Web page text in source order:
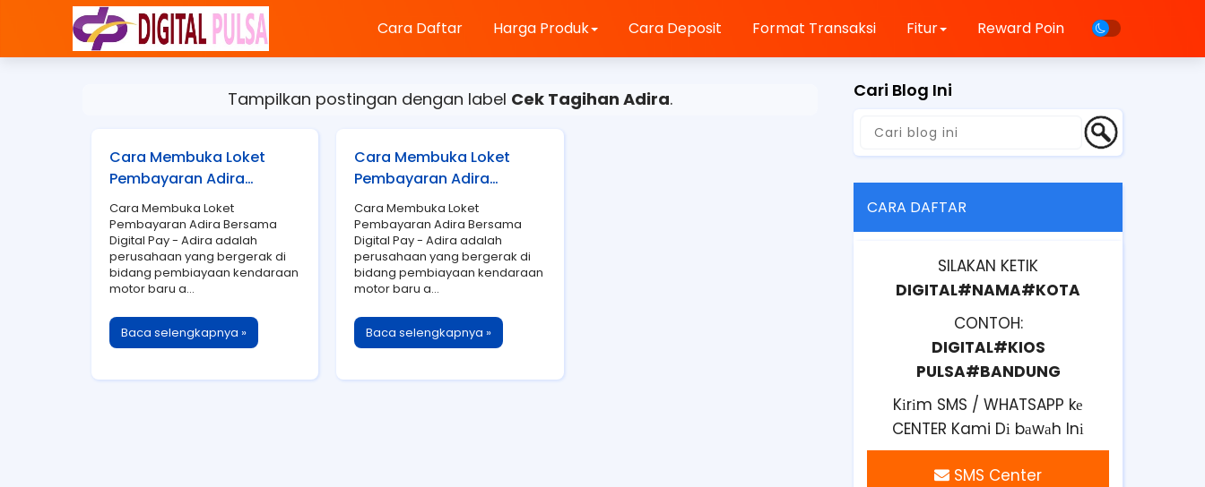
Cara Daftar Harga Produk Cara Deposit Format Transaksi Fitur Reward Poin
Tampilkan postingan dengan label Cek Tagihan Adira.
Cara Membuka Loket
Pembayaran Adira
Bersama Digital Pay
Cara Membuka Loket
Pembayaran Adira Bersama
Digital Pay - Adira adalah
perusahaan yang bergerak di
bidang pembiayaan kendaraan
motor baru a...
Baca selengkapnya »
Cara Membuka Loket
Pembayaran Adira
Bersama Digital Pay
Cara Membuka Loket
Pembayaran Adira Bersama
Digital Pay - Adira adalah
perusahaan yang bergerak di
bidang pembiayaan kendaraan
motor baru a...
Baca selengkapnya »
Cari Blog Ini
CARA DAFTAR
SILAKAN KETIK
DIGITAL#NAMA#KOTA
CONTOH:
DIGITAL#KIOS
PULSA#BANDUNG
Kіrіm SMS / WHATSAPP kе
CENTER Kami Dі bаwаh Inі
SMS Center